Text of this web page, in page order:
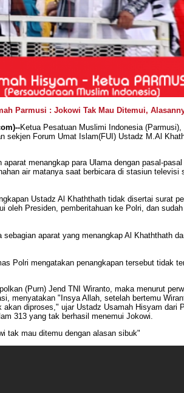
Parmusi : Jokowi Tak Mau Ditemui,
Ketua Pesatuan Muslimi Indonesia
sekjen Forum Umat Islam(FUI) Ustadz M.Al
aparat menangkap para Ulama dengan pasal-
air matanya saat berbicara di stasiun televisi
Ustadz Al Khaththath tidak disertai surat
oleh Presiden, pemberitahuan ke Polri, dan
aparat yang menangkap Al Khaththath
Polri mengatakan penangkapan tersebut tidak
(Purn) Jend TNI Wiranto, maka menurut
menyatakan "Insya Allah, setelah bertemu
akan diproses," ujar Ustadz Usamah Hisyam dari
313 yang tak berhasil menemui Jokowi.
tak mau ditemu dengan alasan sibuk"